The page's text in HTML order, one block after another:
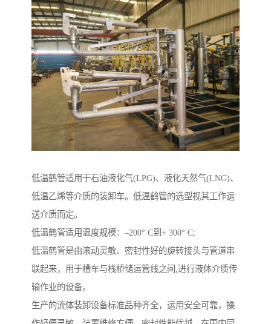
低温鹤管适用于石油液化气(LPG)、液化天然气(LNG)、
低温乙烯等介质的装卸车。低温鹤管的选型视其工作运
送介质而定。
低温鹤管适用温度规模：–200° C到+ 300° C;
低温鹤管是由滚动灵敏、密封性好的旋转接头与管道串
联起来，用于槽车与栈桥储运管线之间,进行液体介质传
输作业的设备。
生产的流体装卸设备标准品种齐全，运用安全可靠，操